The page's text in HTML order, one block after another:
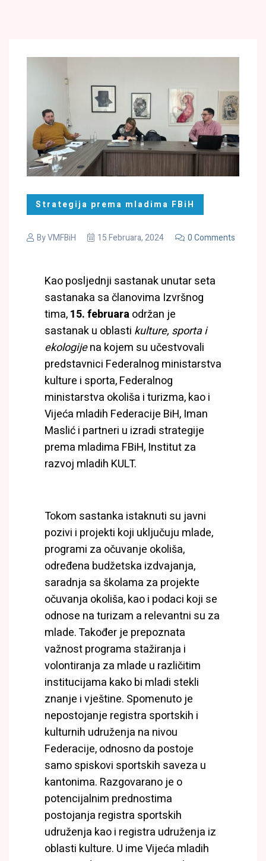
Strategija prema mladima FBiH
ByVMFBiH 15 Februara, 2024 0 Comments
Kao posljednji sastanak unutar seta
sastanaka sa članovima Izvršnog
tima,15. februaraodržan je
sastanak u oblasti kulture, sporta i
ekologijena kojem su učestvovali
predstavnici Federalnog ministarstva
kulture i sporta, Federalnog
ministarstva okoliša i turizma, kao i
Vijeća mladih Federacije BiH, Iman
Maslić i partneri u izradi strategije
prema mladima FBiH, Institut za
razvoj mladih KULT.
Tokom sastanka istaknuti su javni
pozivi i projekti koji uključuju mlade,
programi za očuvanje okoliša,
određena budžetska izdvajanja,
saradnja sa školama za projekte
očuvanja okoliša, kao i podaci koji se
odnose na turizam a relevantni su za
mlade. Također je prepoznata
važnost programa stažiranja i
volontiranja za mlade u različitim
institucijama kako bi mladi stekli
znanje i vještine. Spomenuto je
nepostojanje registra sportskih i
kulturnih udruženja na nivou
Federacije, odnosno da postoje
samo spiskovi sportskih saveza u
kantonima. Razgovarano je o
potencijalnim prednostima
postojanja registra sportskih
udruženja kao i registra udruženja iz
oblasti kulture. U ime Vijeća mladih